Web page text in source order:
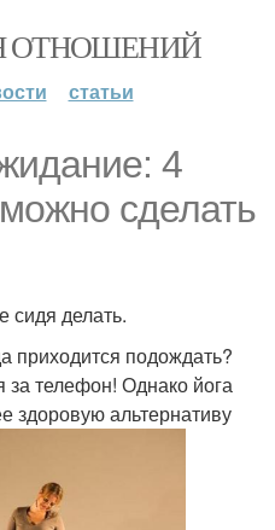
ОТНОШЕНИЙ
статьи
4
сделать
делать.
приходится подождать?
за телефон! Однако йога
здоровую альтернативу